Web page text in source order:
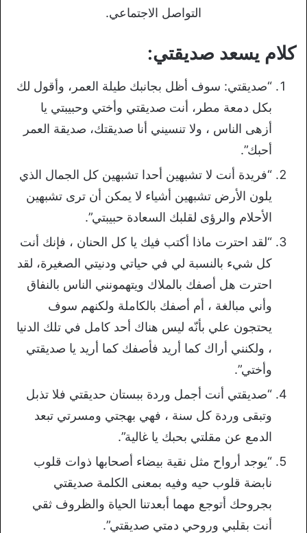
التواصل الاجتماعي.
كلام يسعد صديقتي:
“صديقتي: سوف أظل بجانبك طيلة العمر، وأقول لك
بكل دمعة مطر، أنت صديقتي وأختي وحبيبتي يا
أزهى الناس ، ولا تنسيني أنا صديقتك، صديقة العمر
أحبك”.
“فريدة أنت لا تشبهين أحدا تشبهين كل الجمال الذي
يلون الأرض تشبهين أشياء لا يمكن أن ترى تشبهين
الأحلام والرؤى لقلبك السعادة حبيبتي”.
“لقد احترت ماذا أكتب فيك يا كل الحنان ، فإنك أنت
كل شيء بالنسبة لي في حياتي ودنيتي الصغيرة، لقد
احترت هل أصفك بالملاك ويتهمونني الناس بالنفاق
وأني مبالغة ، أم أصفك بالكاملة ولكنهم سوف
يحتجون علي بأنّه ليس هناك أحد كامل في تلك الدنيا
، ولكنني أراك كما أريد فأصفك كما أريد يا صديقتي
وأختي”.
“صديقتي أنت أجمل وردة ببستان حديقتي فلا تذبل
وتبقى وردة كل سنة ، فهي بهجتي ومسرتي تبعد
الدمع عن مقلتي بحبك يا غالية”.
“يوجد أرواح مثل نقية بيضاء أصحابها ذوات قلوب
نابضة قلوب حيه وفيه بمعنى الكلمة صديقتي
بجروحك أتوجع مهما أبعدتنا الحياة والظروف ثقي
أنت بقلبي وروحي دمتي صديقتي”.